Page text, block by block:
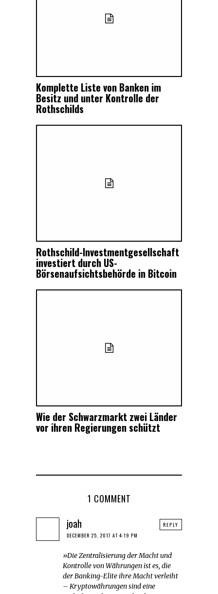
Komplette Liste von Banken im
Besitz und unter Kontrolle der
Rothschilds
Rothschild-Investmentgesellschaft
investiert durch US-
Börsenaufsichtsbehörde in Bitcoin
Wie der Schwarzmarkt zwei Länder
vor ihren Regierungen schützt
1 COMMENT
joah
DECEMBER 25, 2017 AT 4:19 PM
»Die Zentralisierung der Macht und
Kontrolle von Währungen ist es, die
der Banking-Elite ihre Macht verleiht
– Kryptowährungen sind eine
REPLY